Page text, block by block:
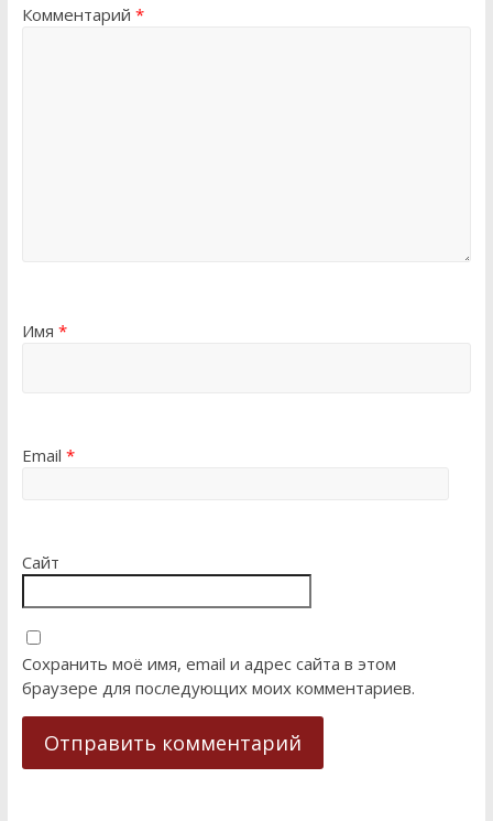
Комментарий *
Имя *
Email *
Сайт
Сохранить моё имя, email и адрес сайта в этом
браузере для последующих моих комментариев.